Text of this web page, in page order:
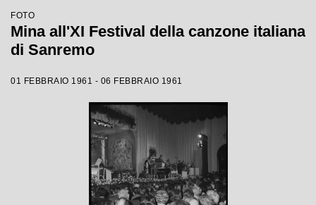
FOTO
Mina all'XI Festival della canzone italiana
di Sanremo
01 FEBBRAIO 1961 - 06 FEBBRAIO 1961